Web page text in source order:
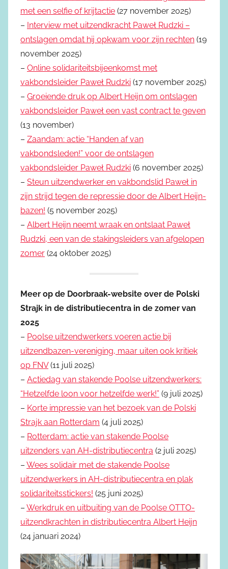
met een selfie of krijtactie (27 november 2025)
– Interview met uitzendkracht Paweł Rudzki –
ontslagen omdat hij opkwam voor zijn rechten (19
november 2025)
– Online solidariteitsbijeenkomst met
vakbondsleider Paweł Rudzki (17 november 2025)
– Groeiende druk op Albert Heijn om ontslagen
vakbondsleider Paweł een vast contract te geven
(13 november)
– Zaandam: actie “Handen af van
vakbondsleden!” voor de ontslagen
vakbondsleider Paweł Rudzki (6 november 2025)
– Steun uitzendwerker en vakbondslid Paweł in
zijn strijd tegen de repressie door de Albert Heijn-
bazen! (5 november 2025)
– Albert Heijn neemt wraak en ontslaat Paweł
Rudzki, een van de stakingsleiders van afgelopen
zomer (24 oktober 2025)
Meer op de Doorbraak-website over de Polski
Strajk in de distributiecentra in de zomer van
2025
– Poolse uitzendwerkers voeren actie bij
uitzendbazen-vereniging, maar uiten ook kritiek
op FNV(11 juli 2025)
– Actiedag van stakende Poolse uitzendwerkers:
“Hetzelfde loon voor hetzelfde werk!” (9 juli 2025)
– Korte impressie van het bezoek van de Polski
Strajk aan Rotterdam (4 juli 2025)
– Rotterdam: actie van stakende Poolse
uitzenders van AH-distributiecentra (2 juli 2025)
– Wees solidair met de stakende Poolse
uitzendwerkers in AH-distributiecentra en plak
solidariteitsstickers! (25 juni 2025)
– Werkdruk en uitbuiting van de Poolse OTTO-
uitzendkrachten in distributiecentra Albert Heijn
(24 januari 2024)